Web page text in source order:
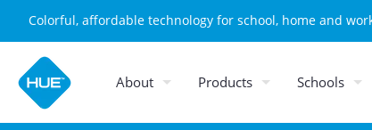
Colorful, affordable technology for school, home and
About Products Schools